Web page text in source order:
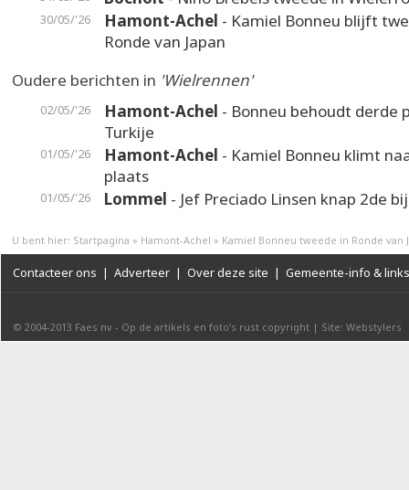
30/05/'26 Hamont-Achel - Kamiel Bonneu blijft
Ronde van Japan
Oudere berichten in 'Wielrennen'
02/05/'26 Hamont-Achel - Bonneu behoudt derde
Turkije
01/05/'26 Hamont-Achel - Kamiel Bonneu klimt
plaats
01/05/'26 Lommel - Jef Preciado Linsen knap 2de
U bent hier: Startpagina » Hamont-Achel » Kamiel Bonneu tweede in Ronde van
Contacteer ons | Adverteer | Over deze site | Gemeente-info & links
© 2004-2013 Faes nv - Op de artikels en foto’s rust copyright | Site: Webstylers